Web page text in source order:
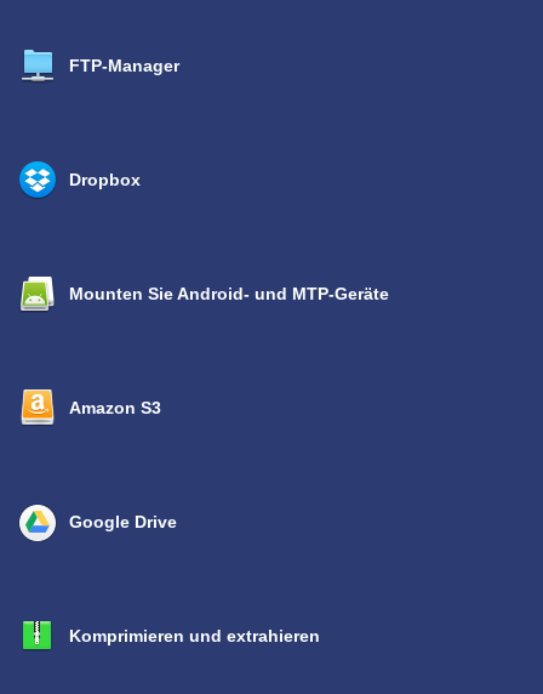
FTP-Manager
Dropbox
Mounten Sie Android- und MTP-Geräte
Amazon S3
Google Drive
Komprimieren und extrahieren